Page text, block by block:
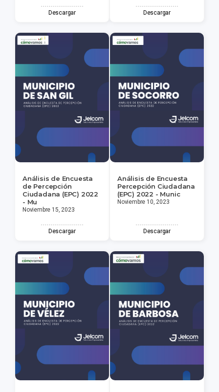
Descargar Descargar
Análisis de Encuesta
de Percepción
Ciudadana (EPC) 2022
- Mu
Noviembre 15, 2023
Descargar
Análisis de Encuesta
Percepción Ciudadana
(EPC) 2022 - Munic
Noviembre 10, 2023
Descargar